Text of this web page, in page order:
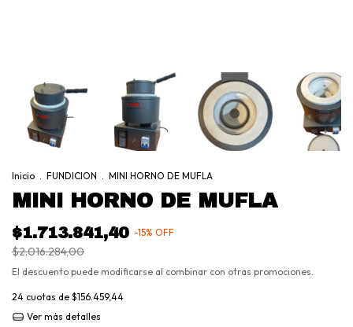
Inicio . FUNDICION . MINI HORNO DE MUFLA
MINI HORNO DE MUFLA
$1.713.841,40 -15% OFF
$2.016.284,00
El descuento puede modificarse al combinar con otras promociones.
24 cuotas de $156.459,44
Ver más detalles